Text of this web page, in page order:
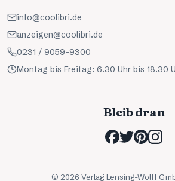
info@coolibri.de
anzeigen@coolibri.de
0231 / 9059-9300
Montag bis Freitag: 6.30 Uhr bis 18.30
Bleib dran
© 2026 Verlag Lensing-Wolff